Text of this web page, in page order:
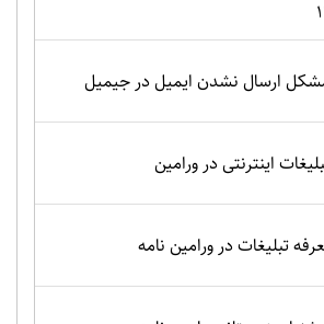
ارسال نشدن ایمیل در جیمیل
اینترنتی در ورامین
تبلیغات در ورامین نامه